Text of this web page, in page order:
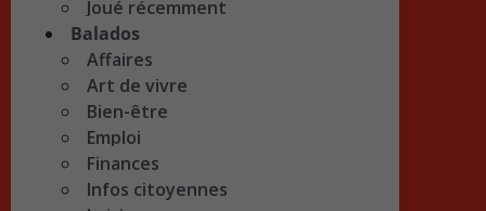
Joué récemment
Balados
Affaires
Art de vivre
Bien-être
Emploi
Finances
Infos citoyennes